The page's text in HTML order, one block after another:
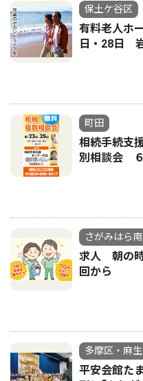
保土ケ谷区
有料老人ホ
日・28日
町田
相続手続支
別相談会 ６
さがみはら
求人 朝の
回から
多摩区・麻
平安会館た